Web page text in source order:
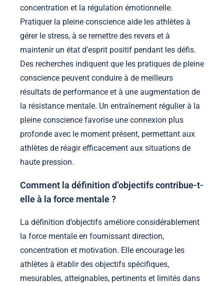
concentration et la régulation émotionnelle.
Pratiquer la pleine conscience aide les athlètes à
gérer le stress, à se remettre des revers et à
maintenir un état d’esprit positif pendant les défis.
Des recherches indiquent que les pratiques de pleine
conscience peuvent conduire à de meilleurs
résultats de performance et à une augmentation de
la résistance mentale. Un entraînement régulier à la
pleine conscience favorise une connexion plus
profonde avec le moment présent, permettant aux
athlètes de réagir efficacement aux situations de
haute pression.
Comment la définition d’objectifs contribue-t-
elle à la force mentale ?
La définition d’objectifs améliore considérablement
la force mentale en fournissant direction,
concentration et motivation. Elle encourage les
athlètes à établir des objectifs spécifiques,
mesurables, atteignables, pertinents et limités dans